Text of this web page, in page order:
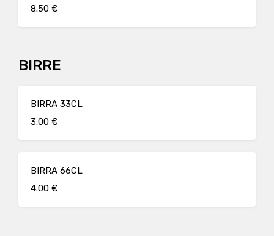
8.50 €
BIRRE
BIRRA 33CL
3.00 €
BIRRA 66CL
4.00 €